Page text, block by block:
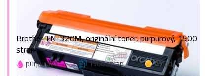
Brother TN-320M, originální toner, purpurový, 1500
stran
purpurová 1500 stran
1 bod